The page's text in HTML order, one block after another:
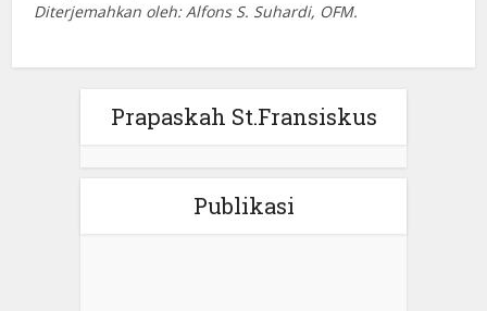
Diterjemahkan oleh: Alfons S. Suhardi, OFM.
Prapaskah St.Fransiskus
Publikasi